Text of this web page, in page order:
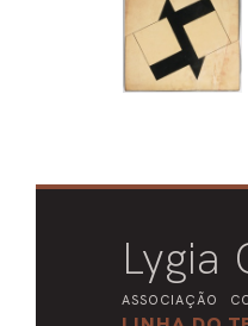
Lygia
ASSOCIAÇÃO